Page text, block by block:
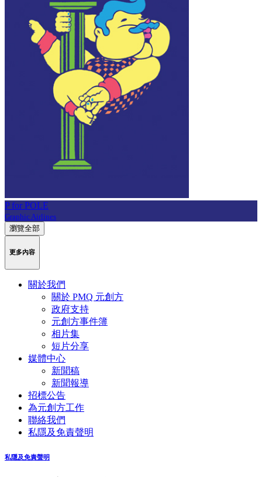
P for POLE
Graphic Airlines
瀏覽全部
更多內容
關於我們
關於 PMQ 元創方
政府支持
元創方事件簿
相片集
短片分享
媒體中心
新聞稿
新聞報導
招標公告
為元創方工作
聯絡我們
私隱及免責聲明
私隱及免責聲明